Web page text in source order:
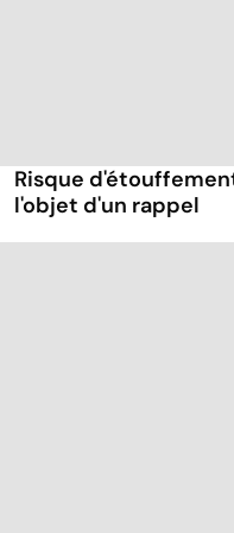
Risque
l'objet d'un rappel